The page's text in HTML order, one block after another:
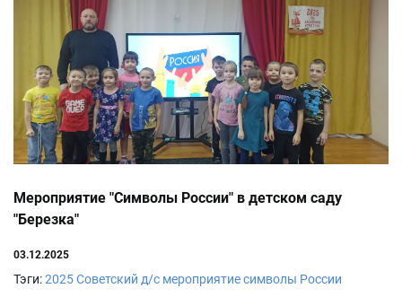
Мероприятие "Символы России" в детском саду
"Березка"
03.12.2025
Тэги:2025Советский д/с мероприятиесимволы России